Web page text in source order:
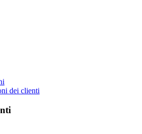
dei clienti